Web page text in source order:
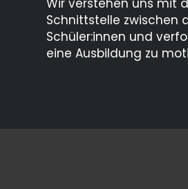
Schnittstelle zwischen
Schüler:innen und
eine Ausbildung zu